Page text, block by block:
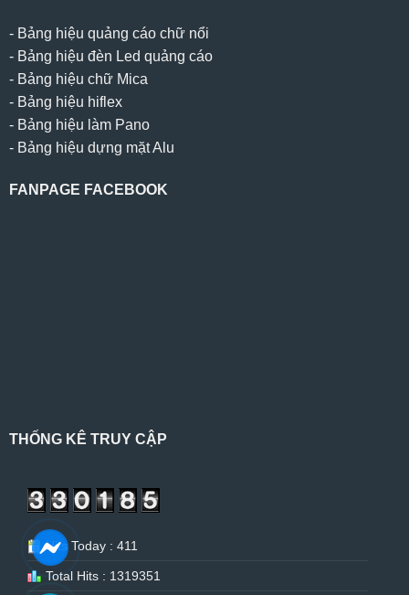
- Bảng hiệu quảng cáo chữ nổi
- Bảng hiệu đèn Led quảng cáo
- Bảng hiệu chữ Mica
- Bảng hiệu hiflex
- Bảng hiệu làm Pano
- Bảng hiệu dựng mặt Alu
FANPAGE FACEBOOK
THỐNG KÊ TRUY CẬP
Hits Today : 411
Total Hits : 1319351